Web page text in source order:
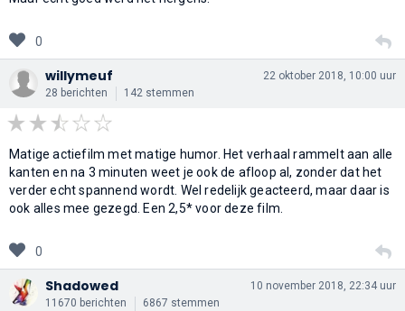
0
willymeuf
28 berichten 142 stemmen
22 oktober 2018, 10:00 uur
Matige actiefilm met matige humor. Het verhaal rammelt aan alle
kanten en na 3 minuten weet je ook de afloop al, zonder dat het
verder echt spannend wordt. Wel redelijk geacteerd, maar daar is
ook alles mee gezegd. Een 2,5* voor deze film.
0
Shadowed
11670 berichten 6867 stemmen
10 november 2018, 22:34 uur